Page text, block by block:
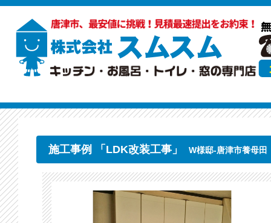
施工事例 「LDK改装工事」 W様邸-唐津市養母